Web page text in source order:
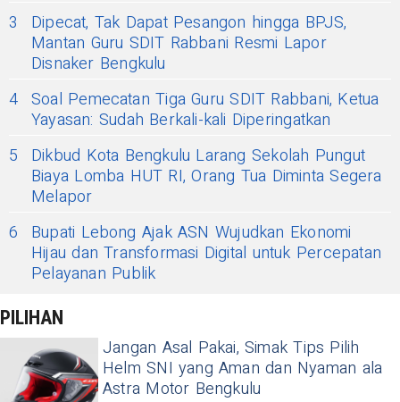
3
Dipecat, Tak Dapat Pesangon hingga BPJS,
Mantan Guru SDIT Rabbani Resmi Lapor
Disnaker Bengkulu
4 Soal Pemecatan Tiga Guru SDIT Rabbani, Ketua
Yayasan: Sudah Berkali-kali Diperingatkan
5
Dikbud Kota Bengkulu Larang Sekolah Pungut
Biaya Lomba HUT RI, Orang Tua Diminta Segera
Melapor
6
Bupati Lebong Ajak ASN Wujudkan Ekonomi
Hijau dan Transformasi Digital untuk Percepatan
Pelayanan Publik
PILIHAN
Jangan Asal Pakai, Simak Tips Pilih
Helm SNI yang Aman dan Nyaman ala
Astra Motor Bengkulu